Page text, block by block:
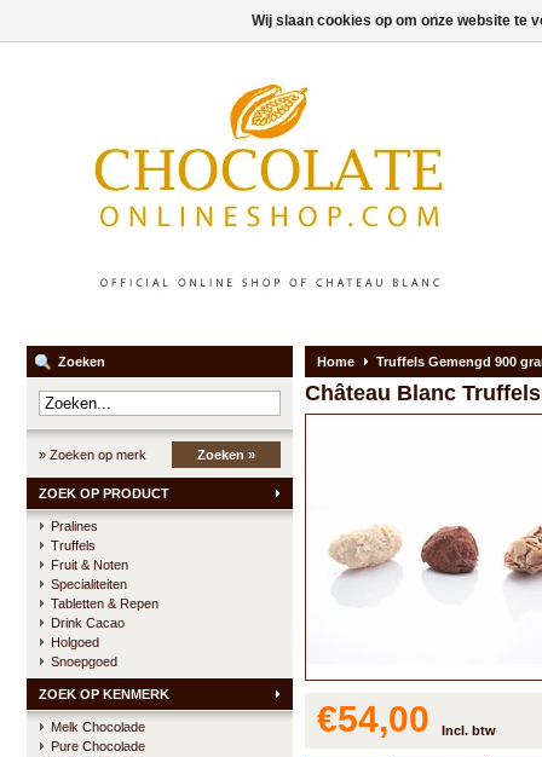
Zoeken
» Zoeken op merk Zoeken »
ZOEK OP PRODUCT
Pralines
Truffels
Fruit & Noten
Specialiteiten
Tabletten & Repen
Drink Cacao
Holgoed
Snoepgoed
ZOEK OP KENMERK
Melk Chocolade
Pure Chocolade
Home Truffels Gemengd 900
Château Blanc
€54,00 Incl. btw
Wij slaan cookies op om onze website te